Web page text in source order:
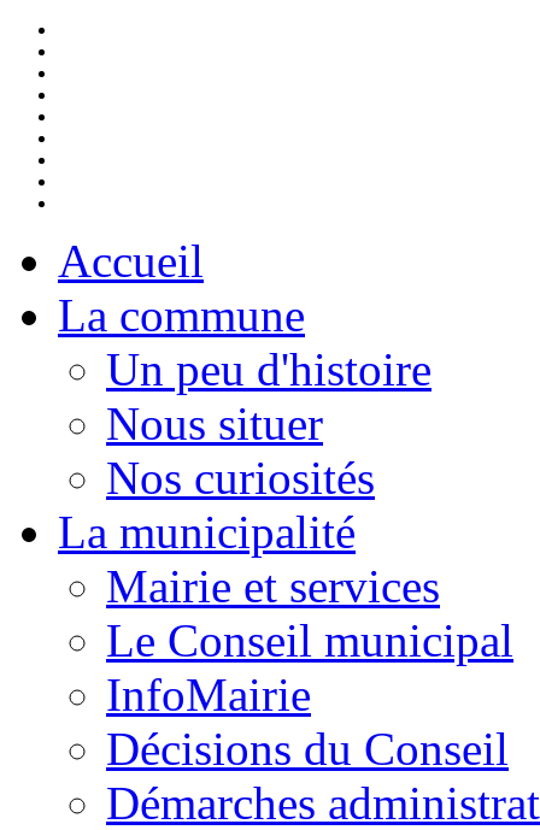
Accueil
La commune
Un peu d'histoire
Nous situer
Nos curiosités
La municipalité
Mairie et services
Le Conseil municipal
InfoMairie
Décisions du Conseil
Démarches